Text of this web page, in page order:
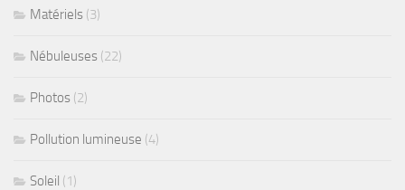
Matériels (3)
Nébuleuses (22)
Photos (2)
Pollution lumineuse (4)
Soleil (1)